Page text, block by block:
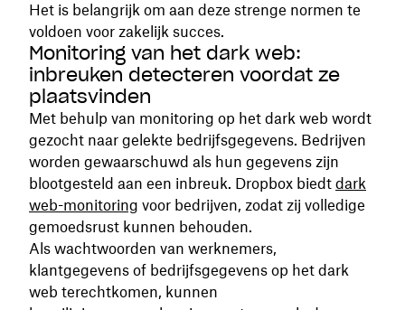
Het is belangrijk om aan deze strenge normen te
voldoen voor zakelijk succes.
Monitoring van het dark web:
inbreuken detecteren voordat ze
plaatsvinden
Met behulp van monitoring op het dark web wordt
gezocht naar gelekte bedrijfsgegevens. Bedrijven
worden gewaarschuwd als hun gegevens zijn
blootgesteld aan een inbreuk. Dropbox biedt dark
web-monitoring voor bedrijven, zodat zij volledige
gemoedsrust kunnen behouden.
Als wachtwoorden van werknemers,
klantgegevens of bedrijfsgegevens op het dark
web terechtkomen, kunnen